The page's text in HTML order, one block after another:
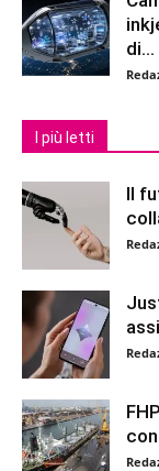
di...
I più letti
Il